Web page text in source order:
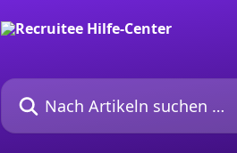
Nach Artikeln suchen …